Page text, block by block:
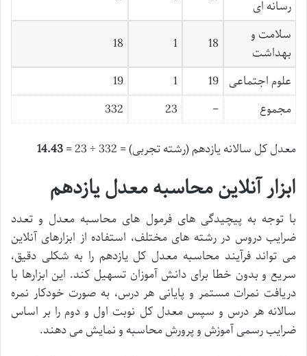
رسانه ای
سلامت و
بهداشت
18
1
18
علوم اجتماعی 19
1
19
مجموع
–
23
332
معدل کل سالانه یازدهم (رشته تجربی) = 332 ÷ 23 = 14.43
ابزار آنلاین محاسبه معدل یازدهم
با توجه به پیچیدگی های فرمول های محاسبه معدل و تعدد
ضرایب دروس در رشته های مختلف، استفاده از ابزارهای آنلاین
می تواند فرآیند محاسبه معدل کل یازدهم را به شکلی دقیق،
سریع و بدون خطا برای دانش آموزان تسهیل کند. این ابزارها با
دریافت نمرات مستمر و پایانی هر درس، به صورت خودکار نمره
سالانه هر درس و سپس معدل کل نوبت اول و دوم را بر اساس
ضرایب رسمی آموزش و پرورش محاسبه و نمایش می دهند.